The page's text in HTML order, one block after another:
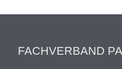
FACHVERBAND